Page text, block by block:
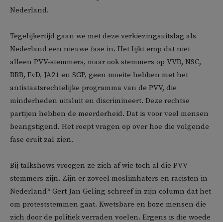
Nederland.
Tegelijkertijd gaan we met deze verkiezingsuitslag als
Nederland een nieuwe fase in. Het lijkt erop dat niet
alleen PVV-stemmers, maar ook stemmers op VVD, NSC,
BBB, FvD, JA21 en SGP, geen moeite hebben met het
antistaatsrechtelijke programma van de PVV, die
minderheden uitsluit en discrimineert. Deze rechtse
partijen hebben de meerderheid. Dat is voor veel mensen
beangstigend. Het roept vragen op over hoe die volgende
fase eruit zal zien.
Bij talkshows vroegen ze zich af wie toch al die PVV-
stemmers zijn. Zijn er zoveel moslimhaters en racisten in
Nederland? Gert Jan Geling schreef in zijn column dat het
om proteststemmen gaat. Kwetsbare en boze mensen die
zich door de politiek verraden voelen. Ergens is die woede